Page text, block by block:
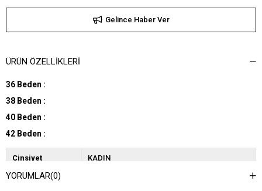
Gelince Haber Ver
ÜRÜN ÖZELLIKLERI
36 Beden :
38 Beden :
40 Beden :
42 Beden :
Cinsiyet KADIN
Kategori
YORUMLAR(0)